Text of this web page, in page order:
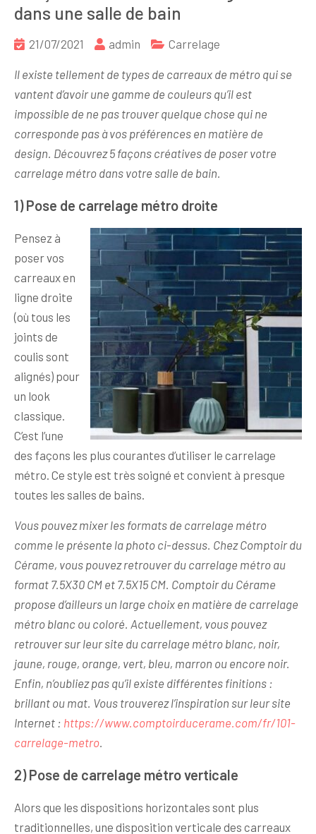
dans une salle de bain
21/07/2021 admin Carrelage
Il existe tellement de types de carreaux de métro qui se
vantent d’avoir une gamme de couleurs qu’il est
impossible de ne pas trouver quelque chose qui ne
corresponde pas à vos préférences en matière de
design. Découvrez 5 façons créatives de poser votre
carrelage métro dans votre salle de bain.
1) Pose de carrelage métro droite
Pensez à
poser vos
carreaux en
ligne droite
(où tous les
joints de
coulis sont
alignés) pour
un look
classique.
C’est l’une
des façons les plus courantes d’utiliser le carrelage
métro. Ce style est très soigné et convient à presque
toutes les salles de bains.
Vous pouvez mixer les formats de carrelage métro
comme le présente la photo ci-dessus. Chez Comptoir du
Cérame, vous pouvez retrouver du carrelage métro au
format 7.5X30 CM et 7.5X15 CM. Comptoir du Cérame
propose d’ailleurs un large choix en matière de carrelage
métro blanc ou coloré. Actuellement, vous pouvez
retrouver sur leur site du carrelage métro blanc, noir,
jaune, rouge, orange, vert, bleu, marron ou encore noir.
Enfin, n’oubliez pas qu’il existe différentes finitions :
brillant ou mat. Vous trouverez l’inspiration sur leur site
Internet : https://www.comptoirducerame.com/fr/101-
carrelage-metro.
2) Pose de carrelage métro verticale
Alors que les dispositions horizontales sont plus
traditionnelles, une disposition verticale des carreaux